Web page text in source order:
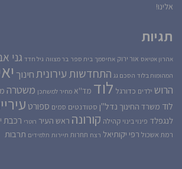
אלינו!
תגיות
אהרון אטיאס אור ירוק אחיסמך בית ספר בר מצווה גיל חדד גני
המהומות בלוד הסכם גג התחדשות עירוניתחינוך
הרוש ילדים כדורגל לוד מד''א מחיר למשתכן משטרה
לוד משרד החינוך נדל''ן סטודנטים סמים ספורט
לנגפלד פינוי בינוי קהילה קורונה ראש העיר רוטרי רכבת
רמת אשכול רפי יקותיאל רצח תחרות תיירות תלמידים תרבות